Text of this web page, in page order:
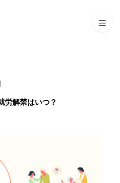
労解禁はいつ？